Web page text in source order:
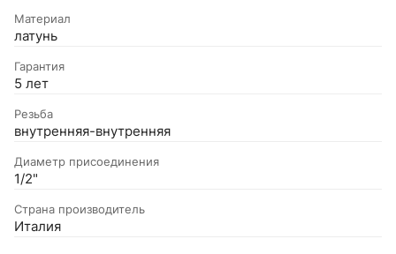
Материал
латунь
Гарантия
5 лет
Резьба
внутренняя-внутренняя
Диаметр присоединения
1/2"
Страна производитель
Италия